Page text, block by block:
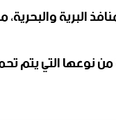
علوش، قال “إن سوريا صدرت نحو
نوعها التي يتم